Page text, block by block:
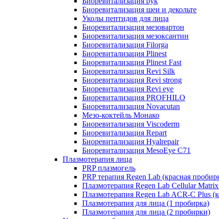
Биоревитализация шеи и декольте
Уколы пептидов для лица
Биоревитализация мезовартон
Биоревитализация мезоксантин
Биоревитализация Filorga
Биоревитализация Plinest
Биоревитализация Plinest Fast
Биоревитализация Revi Silk
Биоревитализация Revi strong
Биоревитализация Revi eye
Биоревитализация PROFHILO
Биоревитализация Novacutan
Мезо-коктейль Монако
Биоревитализация Viscoderm
Биоревитализация Repart
Биоревитализация Hyalrepair
Биоревитализация MesoEye C71
Плазмотерапия лица
PRP плазмогель
PRP терапия Regen Lab (красная
Плазмотерапия Regen Lab Cellular
Плазмотерапия Regen Lab ACR-C Plus
Плазмотерапия для лица (1 пробирка)
Плазмотерапия для лица (2 пробирки)